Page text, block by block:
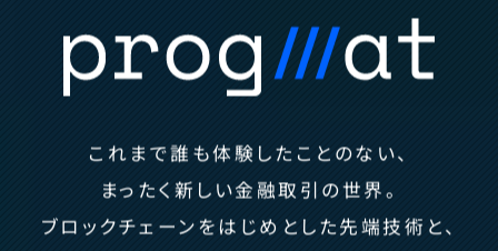
これまで誰も体験したことのない、
まったく新しい金融取引の世界。
ブロックチェーンをはじめとした先端技術と、